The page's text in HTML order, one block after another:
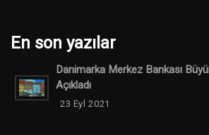
En son yazılar
Danimarka Merkez Bankası
Açıkladı
23 Eyl 2021